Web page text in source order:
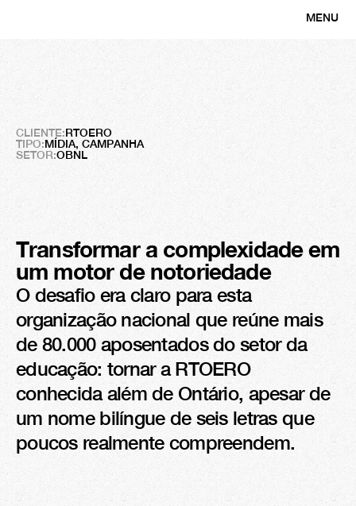
MENU
RTOERO
Além do acrônimo
CLIENTE:RTOERO
TIPO:MÍDIA, CAMPANHA
SETOR:OBNL
Transformar a complexidade em
um motor de notoriedade
O desafio era claro para esta
organização nacional que reúne mais
de 80.000 aposentados do setor da
educação: tornar a RTOERO
conhecida além de Ontário, apesar de
um nome bilíngue de seis letras que
poucos realmente compreendem.